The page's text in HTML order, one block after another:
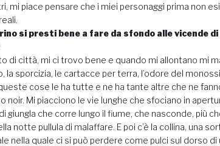
mi piace pensare che i miei personaggi prima non
si presti bene a fare da sfondo alle vicende di
di città, mi ci trovo bene e quando mi allontano mi
la sporcizia, le cartacce per terra, l’odore del
cose le ha tutte e ne ha tante altre che ne
noir. Mi piacciono le vie lunghe che sfociano in
giungla che corre lungo il fiume, che nasconde, più
notte pullula di malaffare. E poi c’è la collina, una
nella quale ci si può perdere come pulci sul dorso di